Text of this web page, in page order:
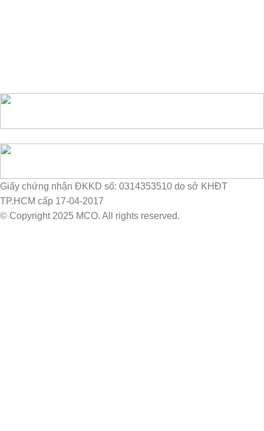
Giấy chứng nhận ĐKKD số: 0314353510 do sở KHĐT
TP.HCM cấp 17-04-2017
© Copyright 2025 MCO. All rights reserved.